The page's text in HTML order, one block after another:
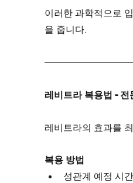
이러한 과학적으로
을 줍니다.
레비트라 복용법 -
레비트라의 효과를
복용 방법
성관계 예정 시